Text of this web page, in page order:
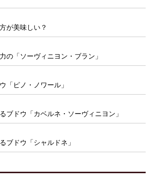
が美味しい？
の「ソーヴィニヨン・ブラン」
「ピノ・ノワール」
ブドウ「カベルネ・ソーヴィニヨン」
ブドウ「シャルドネ」